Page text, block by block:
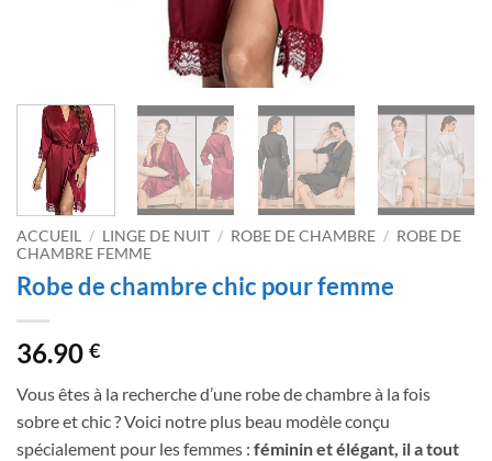
ACCUEIL / LINGE DE NUIT / ROBE DE CHAMBRE / ROBE DE
CHAMBRE FEMME
Robe de chambre chic pour femme
36.90 €
Vous êtes à la recherche d’une robe de chambre à la fois
sobre et chic ? Voici notre plus beau modèle conçu
spécialement pour les femmes : féminin et élégant, il a tout